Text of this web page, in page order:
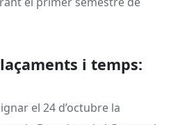
i temps:
el 24 d’octubre la